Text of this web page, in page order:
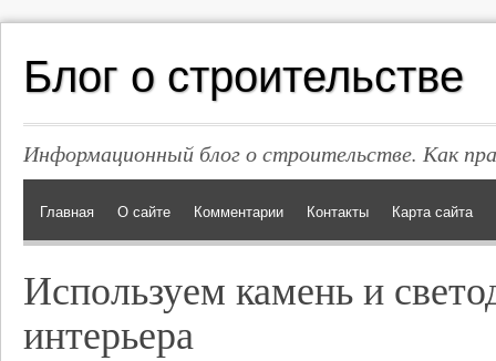
Блог о строительстве
Информационный блог о строительстве. Как
Главная О сайте Комментарии Контакты Карта сайта
Используем камень и
интерьера